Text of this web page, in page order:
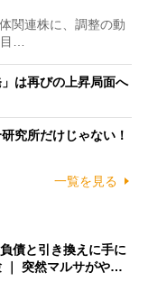
関連株に、調整の動
…
は再びの上昇局面へ
究所だけじゃない！
一覧を見る
債と引き換えに手に
｜ 突然マルサがや…